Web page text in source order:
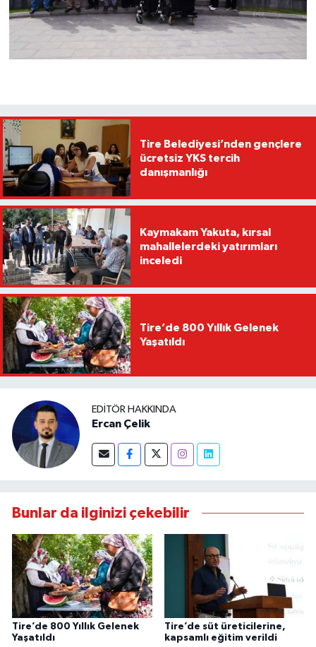
Tire Belediyesi’nden gençlere
ücretsiz YKS tercih
danışmanlığı
Kaymakam Yakuta, kırsal
mahallelerdeki yatırımları
inceledi
Tire’de 800 Yıllık Gelenek
Yaşatıldı
EDITÖR HAKKINDA
Ercan Çelik
Bunlar da ilginizi çekebilir
Tire’de 800 Yıllık Gelenek
Yaşatıldı
Tire’de süt üreticilerine,
kapsamlı eğitim verildi